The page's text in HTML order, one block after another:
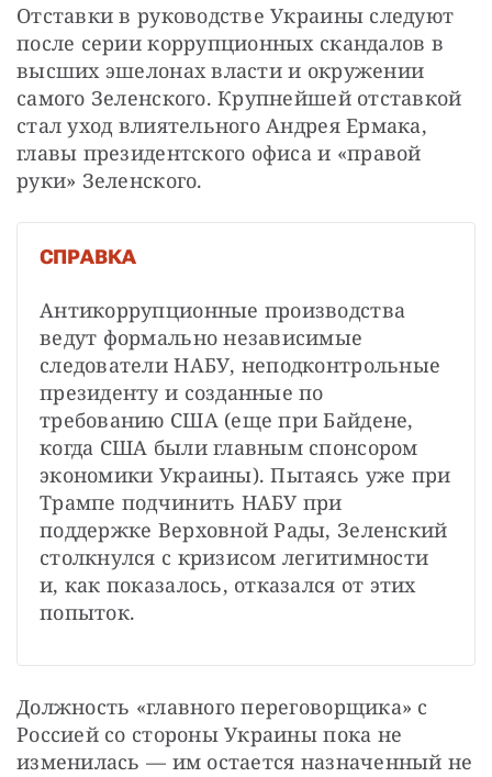
Отставки в руководстве Украины следуют
после серии коррупционных скандалов в
высших эшелонах власти и окружении
самого Зеленского. Крупнейшей отставкой
стал уход влиятельного Андрея Ермака,
главы президентского офиса и «правой
руки» Зеленского.
СПРАВКА
Антикоррупционные производства
ведут формально независимые
следователи НАБУ, неподконтрольные
президенту и созданные по
требованию США (еще при Байдене,
когда США были главным спонсором
экономики Украины). Пытаясь уже при
Трампе подчинить НАБУ при
поддержке Верховной Рады, Зеленский
столкнулся с кризисом легитимности
и, как показалось, отказался от этих
попыток.
Должность «главного переговорщика» с
Россией со стороны Украины пока не
изменилась — им остается назначенный не